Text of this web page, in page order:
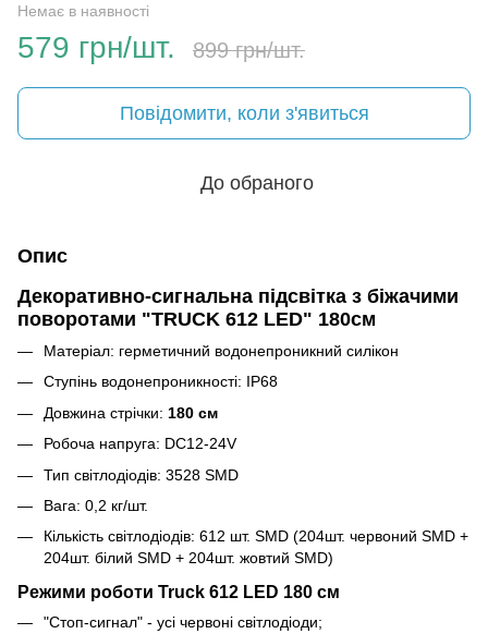
Немає в наявності
579 грн/шт. 899 грн/шт.
Повідомити, коли з'явиться
До обраного
Опис
Декоративно-сигнальна підсвітка з біжачими
поворотами "TRUCK 612 LED" 180см
Матеріал: герметичний водонепроникний силікон
Ступінь водонепроникності: IP68
Довжина стрічки: 180 см
Робоча напруга: DC12-24V
Тип світлодіодів: 3528 SMD
Вага: 0,2 кг/шт.
Кількість світлодіодів: 612 шт. SMD (204шт. червоний SMD +
204шт. білий SMD + 204шт. жовтий SMD)
Режими роботи Truck 612 LED 180 см
"Стоп-сигнал" - усі червоні світлодіоди;